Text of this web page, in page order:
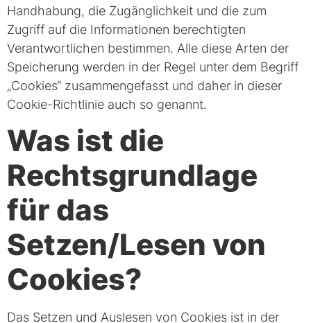
Handhabung, die Zugänglichkeit und die zum
Zugriff auf die Informationen berechtigten
Verantwortlichen bestimmen. Alle diese Arten der
Speicherung werden in der Regel unter dem Begriff
„Cookies“ zusammengefasst und daher in dieser
Cookie-Richtlinie auch so genannt.
Was ist die
Rechtsgrundlage
für das
Setzen/Lesen von
Cookies?
Das Setzen und Auslesen von Cookies ist in der